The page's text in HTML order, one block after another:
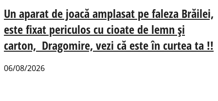
Un aparat de joacă amplasat pe faleza Brăilei,
este fixat periculos cu cioate de lemn și
carton, Dragomire, vezi că este în curtea ta !!
06/08/2026